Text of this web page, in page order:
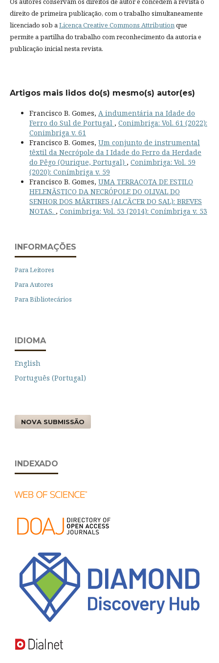
direito de primeira publicação, com o trabalho simultaneamente
licenciado sob a Licença Creative Commons Attribution que
permite a partilha do trabalho com reconhecimento da autoria e
publicação inicial nesta revista.
Artigos mais lidos do(s) mesmo(s) autor(es)
Francisco B. Gomes, A indumentária na Idade do
Ferro do Sul de Portugal , Conimbriga: Vol. 61 (2022):
Conimbriga v. 61
Francisco B. Gomes, Um conjunto de instrumental
têxtil da Necrópole da I Idade do Ferro da Herdade
do Pêgo (Ourique, Portugal) , Conimbriga: Vol. 59
(2020): Conímbriga v. 59
Francisco B. Gomes, UMA TERRACOTA DE ESTILO
HELENÃSTICO DA NECRÓPOLE DO OLIVAL DO
SENHOR DOS MÃRTIRES (ALCÃCER DO SAL): BREVES
NOTAS. , Conimbriga: Vol. 53 (2014): Conímbriga v. 53
INFORMAÇÕES
Para Leitores
Para Autores
Para Bibliotecários
IDIOMA
English
Português (Portugal)
NOVA SUBMISSÃO
INDEXADO